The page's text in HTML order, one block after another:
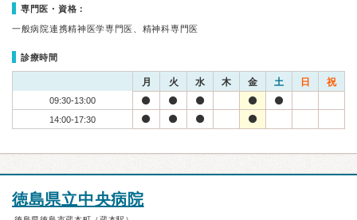
専門医・資格：
一般病院連携精神医学専門医、精神科専門医
診療時間
月 火 水 木 金 土 日 祝
09:30-13:00
14:00-17:30
徳島県立中央病院